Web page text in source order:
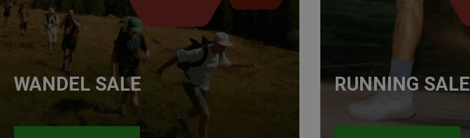
WANDEL SALE RUNNING SALE